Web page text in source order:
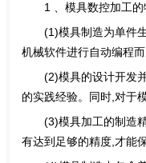
1 、模具数控加工的
(1)模具制造为单件
机械软件进行自动编程
(2)模具的设计开发
的实践经验。同时,对于
(3)模具加工的制造
有达到足够的精度,才能